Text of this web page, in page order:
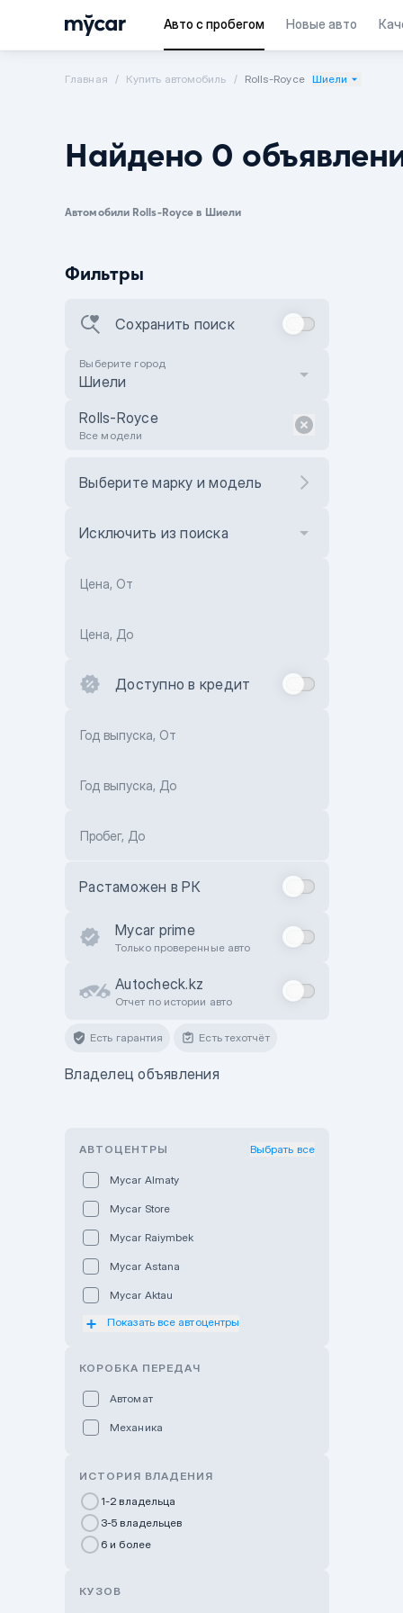
Авто с пробегом Новые авто
Главная Купить автомобиль Rolls-Royce Шиели
Найдено 0
Автомобили Rolls-Royce в Шиели
Фильтры
Сохранить поиск
Выберите город
Шиели
Rolls-Royce
Все модели
Выберите марку и модель
Исключить из поиска
Цена, От
Цена, До
Доступно в кредит
Год выпуска, От
Год выпуска, До
Пробег, До
Растаможен в РК
Mycar prime
Только проверенные авто
Autocheck.kz
Отчет по истории авто
Есть гарантия Есть техотчёт
Владелец объявления
АВТОЦЕНТРЫ Выбрать все
Mycar Almaty
Mycar Store
Mycar Raiymbek
Mycar Astana
Mycar Aktau
Mycar Uralsk
GWM Nurly Zhol
Chery Astana
Показать все автоцентры
КОРОБКА ПЕРЕДАЧ
Автомат
Механика
ИСТОРИЯ ВЛАДЕНИЯ
1-2 владельца
3-5 владельцев
6 и более
КУЗОВ